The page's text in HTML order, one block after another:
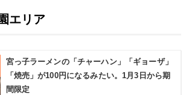
エリア
宮っ子ラーメンの「チャーハン」「ギョーザ」
「焼売」が100円になるみたい。1月3日から期
間限定